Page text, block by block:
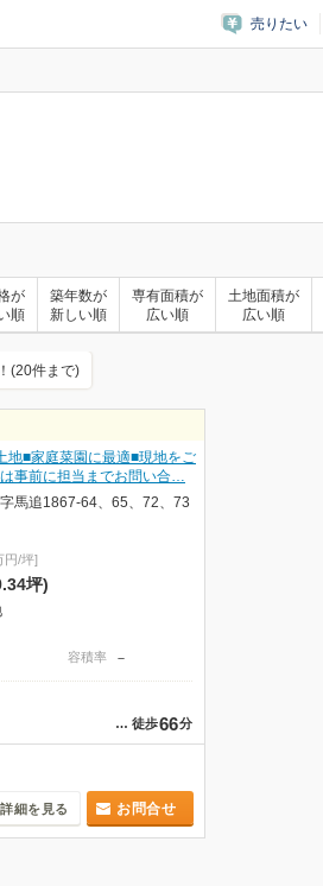
売りたい
が
順
築年数が
新しい順
専有面積が
広い順
土地面積が
広い順
(20件まで)
地■家庭菜園に最適■現地をご
事前に担当までお問い合…
馬追1867-64、65、72、73
円/坪]
坪)
容積率 －
… 徒歩66分
細を見る お問合せ